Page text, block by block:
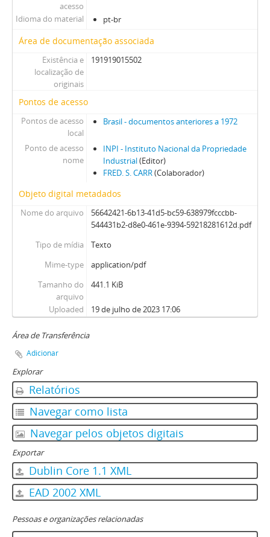
acesso
Idioma do material pt-br
Área de documentação associada
Existência e
localização de
originais
191919015502
Pontos de acesso
Pontos de acesso
local
Brasil - documentos anteriores a 1972
Ponto de acesso
nome
INPI - Instituto Nacional da Propriedade
Industrial(Editor)
FRED. S. CARR(Colaborador)
Objeto digital metadados
Nome do arquivo
56642421-6b13-41d5-bc59-638979fcccbb-
544431b2-d8e0-461e-9394-59218281612d.pdf
Tipo de mídia
Texto
Mime-type
application/pdf
Tamanho do
arquivo
441.1 KiB
Uploaded 19 de julho de 2023 17:06
Área de Transferência
Adicionar
Explorar
Relatórios
Navegar como lista
Navegar pelos objetos digitais
Exportar
Dublin Core 1.1 XML
EAD 2002 XML
Pessoas e organizações relacionadas